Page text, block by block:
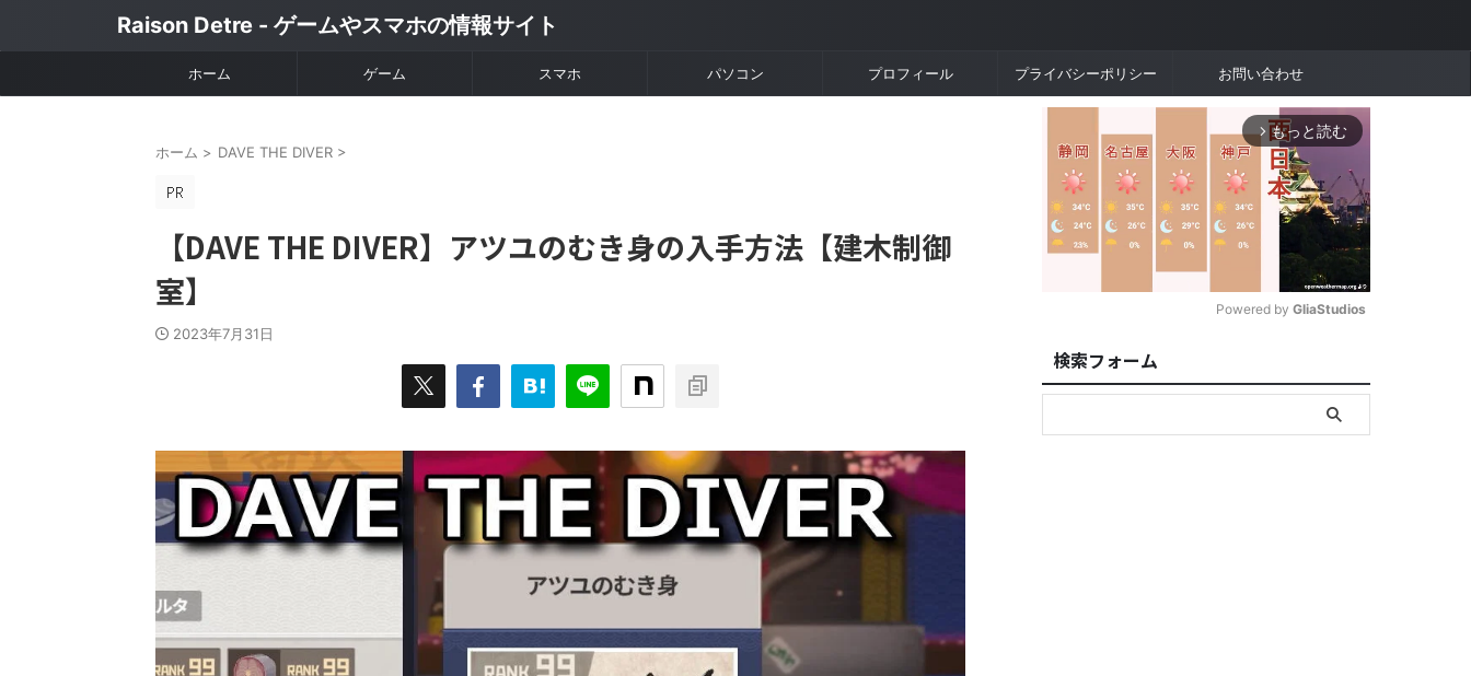
Raison Detre - ゲームやスマホの情報サイト
ホーム ゲーム スマホ パソコン プロフィール プライバシーポリシー お問い合わせ
ホーム > DAVE THE DIVER >
【DAVE THE DIVER】アツユのむき身の入手方法【建木制御
室】
2023年7月31日
arrow_forward_ios もっと読む
u
t
Powered by GliaStudios
検索フォーム